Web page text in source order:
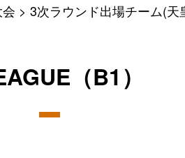
3次ラウンド出場チーム(天
（B1）